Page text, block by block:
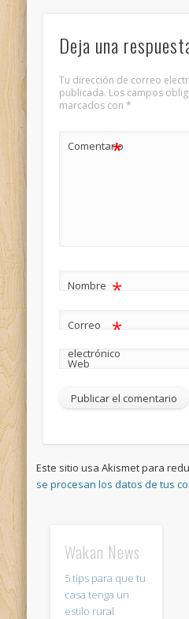
Deja una
Tu dirección de correo
publicada. Los campos
marcados con *
Comentario
*
Nombre *
Correo
electrónico
*
Web
Este sitio usa Akismet para
se procesan los datos de tus
Wakan News
5 tips para que tu
casa tenga un
estilo rural